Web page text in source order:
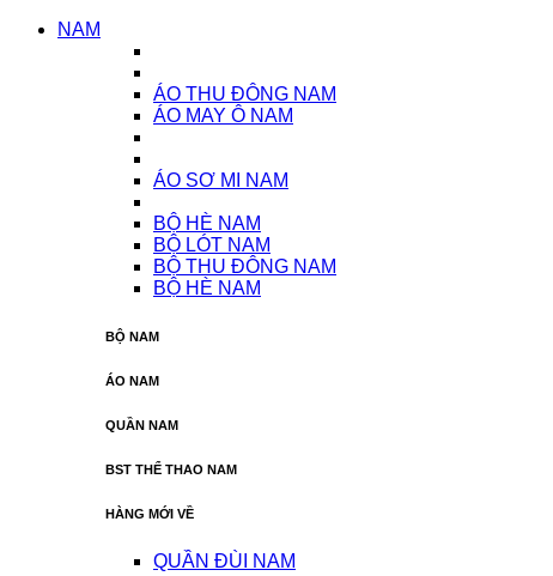
NAM
ÁO THU ĐÔNG NAM
ÁO MAY Ô NAM
ÁO SƠ MI NAM
BỘ HÈ NAM
BỘ LÓT NAM
BỘ THU ĐÔNG NAM
BỘ HÈ NAM
BỘ NAM
ÁO NAM
QUẦN NAM
BST THỂ THAO NAM
HÀNG MỚI VỀ
QUẦN ĐÙI NAM